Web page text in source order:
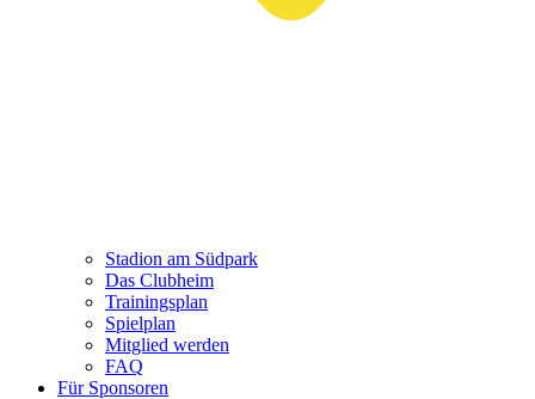
Stadion am Südpark
Das Clubheim
Trainingsplan
Spielplan
Mitglied werden
FAQ
Für Sponsoren